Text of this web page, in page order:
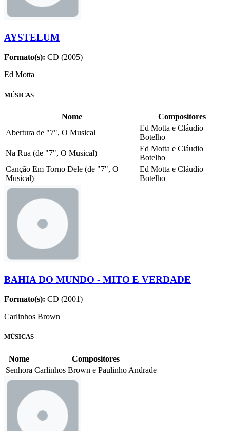
AYSTELUM
Formato(s): CD (2005)
Ed Motta
MÚSICAS
Nome
Compositores
Abertura de "7", O Musical
Ed Motta e Cláudio
Botelho
Na Rua (de "7", O Musical)
Ed Motta e Cláudio
Botelho
Canção Em Torno Dele (de "7", O
Musical)
Ed Motta e Cláudio
Botelho
BAHIA DO MUNDO - MITO E VERDADE
Formato(s): CD (2001)
Carlinhos Brown
MÚSICAS
Nome
Compositores
Senhora Carlinhos Brown e Paulinho Andrade